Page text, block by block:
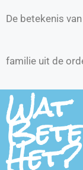
De betekenis
familie uit de
Wat
Het?